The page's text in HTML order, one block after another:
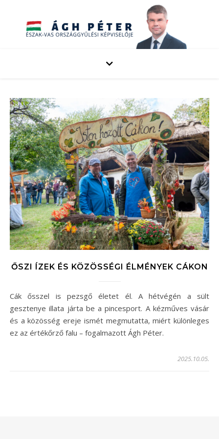
ŐSZI ÍZEK ÉS KÖZÖSSÉGI ÉLMÉNYEK CÁKON
Cák ősszel is pezsgő életet él. A hétvégén a sült
gesztenye illata járta be a pincesport. A kézműves vásár
és a közösség ereje ismét megmutatta, miért különleges
ez az értékőrző falu – fogalmazott Ágh Péter.
2025.10.05.